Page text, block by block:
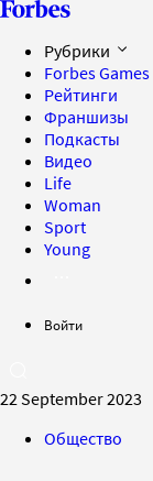
Рубрики
Forbes Games
Рейтинги
Франшизы
Подкасты
Видео
Life
Woman
Sport
Young
Войти
22 September 2023
Общество